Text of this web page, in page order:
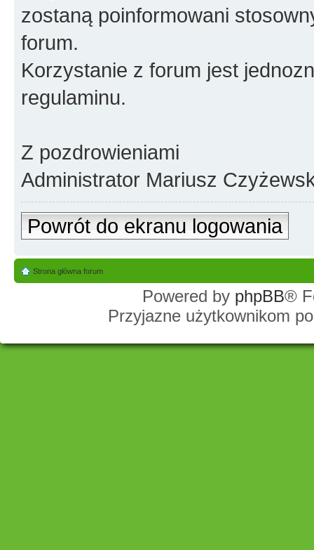
zostaną poinformowani
forum.
Korzystanie z forum jest
regulaminu.
Z pozdrowieniami
Administrator Mariusz
Powrót do ekranu logowania
Strona główna forum
Powered by phpBB®
Przyjazne użytkownikom